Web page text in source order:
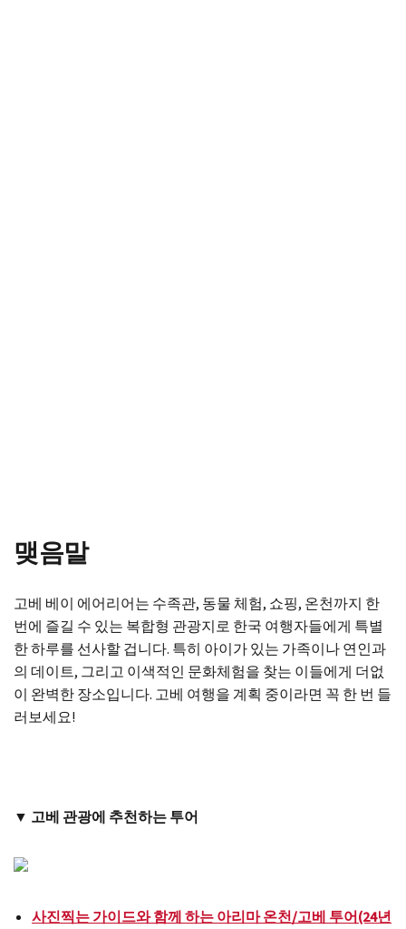
맺음말
고베 베이 에어리어는 수족관, 동물 체험, 쇼핑, 온천까지 한
번에 즐길 수 있는 복합형 관광지로 한국 여행자들에게 특별
한 하루를 선사할 겁니다. 특히 아이가 있는 가족이나 연인과
의 데이트, 그리고 이색적인 문화체험을 찾는 이들에게 더없
이 완벽한 장소입니다. 고베 여행을 계획 중이라면 꼭 한 번 들
러보세요!
▼ 고베 관광에 추천하는 투어
사진찍는 가이드와 함께 하는 아리마 온천/고베 투어(24년